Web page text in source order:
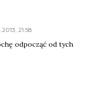
21:58
odpocząć od tych